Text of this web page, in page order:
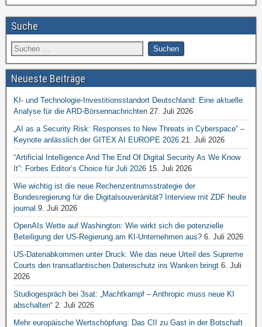
Suche
Neueste Beiträge
KI- und Technologie-Investitionsstandort Deutschland: Eine aktuelle
Analyse für die ARD-Börsennachrichten 27. Juli 2026
„AI as a Security Risk: Responses to New Threats in Cyberspace“ –
Keynote anlässlich der GITEX AI EUROPE 2026 21. Juli 2026
“Artificial Intelligence And The End Of Digital Security As We Know
It”: Forbes Editor’s Choice für Juli 2026 15. Juli 2026
Wie wichtig ist die neue Rechenzentrumsstrategie der
Bundesregierung für die Digitalsouveränität? Interview mit ZDF heute
journal 9. Juli 2026
OpenAIs Wette auf Washington: Wie wirkt sich die potenzielle
Beteiligung der US-Regierung am KI-Unternehmen aus? 6. Juli 2026
US-Datenabkommen unter Druck: Wie das neue Urteil des Supreme
Courts den transatlantischen Datenschutz ins Wanken bringt 6. Juli
2026
Studiogespräch bei 3sat: „Machtkampf – Anthropic muss neue KI
abschalten“ 2. Juli 2026
Mehr europäische Wertschöpfung: Das CII zu Gast in der Botschaft